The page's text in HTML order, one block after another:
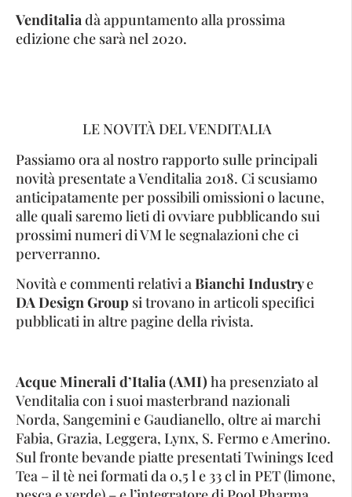
Venditaliadà appuntamento alla prossima
edizione che sarà nel 2020.
LE NOVITÀ DEL VENDITALIA
Passiamo ora al nostro rapporto sulle principali
novità presentate a Venditalia 2018. Ci scusiamo
anticipatamente per possibili omissioni o lacune,
alle quali saremo lieti di ovviare pubblicando sui
prossimi numeri di VM le segnalazioni che ci
perverranno.
Novità e commenti relativi aBianchi Industrye
DA Design Group si trovano in articoli specifici
pubblicati in altre pagine della rivista.
Acque Minerali d’Italia (AMI) ha presenziato al
Venditalia con i suoi masterbrand nazionali
Norda, Sangemini e Gaudianello, oltre ai marchi
Fabia, Grazia, Leggera, Lynx, S. Fermo e Amerino.
Sul fronte bevande piatte presentati Twinings Iced
Tea – il tè nei formati da 0,5 l e 33 cl in PET (limone,